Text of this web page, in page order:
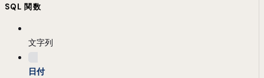
SQL 関数
文字列
日付